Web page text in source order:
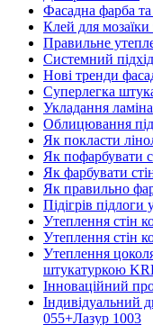
Фасадна фарба та
Клей для
Правильне
Системний
Нові тренди
Суперлегка
Укладання
Облицювання
Як покласти
Як пофарбувати
Як фарбувати
Як правильно
Підігрів
Утеплення стін
Утеплення стін
Утеплення
штукатуркою
Інноваційний
Індивідуальний
055+Лазур 1003